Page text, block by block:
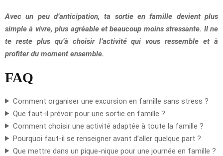
Avec un peu d’anticipation, ta sortie en famille devient plus
simple à vivre, plus agréable et beaucoup moins stressante. Il ne
te reste plus qu’à choisir l’activité qui vous ressemble et à
profiter du moment ensemble.
FAQ
Comment organiser une excursion en famille sans stress ?
Que faut-il prévoir pour une sortie en famille ?
Comment choisir une activité adaptée à toute la famille ?
Pourquoi faut-il se renseigner avant d’aller quelque part ?
Que mettre dans un pique-nique pour une journée en famille ?